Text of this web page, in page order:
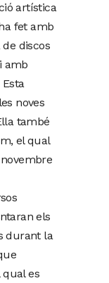
artística
fet amb
discos
amb
Esta
noves
també
el qual
els
durant la
es